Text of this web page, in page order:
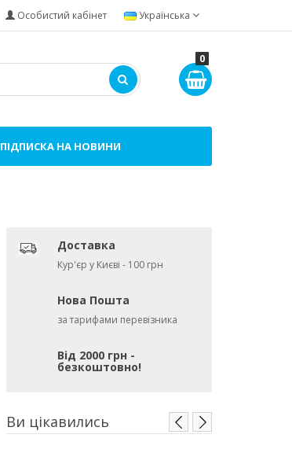
Українська
Особистий кабінет
0
ПІДПИСКА НА НОВИНИ
Доставка
Кур'єр у Києві - 100 грн
Нова Пошта
за тарифами перевізника
Від 2000 грн -
безкоштовно!
Ви цікавились